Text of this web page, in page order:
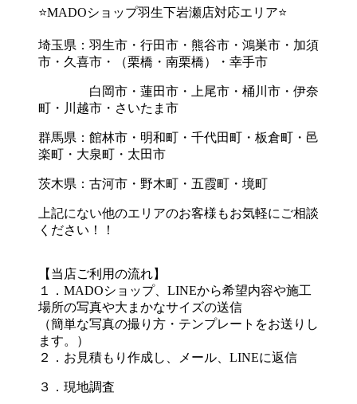
⭐MADOショップ羽生下岩瀬店対応エリア⭐
埼玉県：羽生市・行田市・熊谷市・鴻巣市・加須
市・久喜市・（栗橋・南栗橋）・幸手市
白岡市・蓮田市・上尾市・桶川市・伊奈
町・川越市・さいたま市
群馬県：館林市・明和町・千代田町・板倉町・邑
楽町・大泉町・太田市
茨木県：古河市・野木町・五霞町・境町
上記にない他のエリアのお客様もお気軽にご相談
ください！！
【当店ご利用の流れ】
１．MADOショップ、LINEから希望内容や施工
場所の写真や大まかなサイズの送信
（簡単な写真の撮り方・テンプレートをお送りし
ます。）
２．お見積もり作成し、メール、LINEに返信
３．現地調査